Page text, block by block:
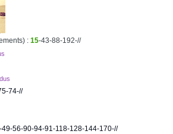
: 15-43-88-192-//
74-//
49-56-90-94-91-118-128-144-170-//